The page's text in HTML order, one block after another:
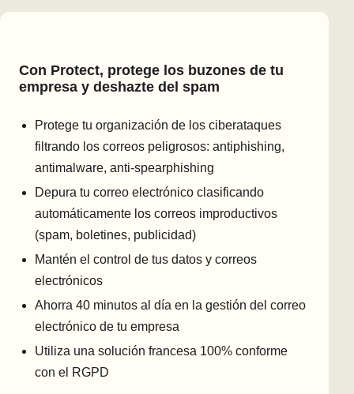
Con Protect, protege los buzones de tu
empresa y deshazte del spam
Protege tu organización de los ciberataques
filtrando los correos peligrosos: antiphishing,
antimalware, anti-spearphishing
Depura tu correo electrónico clasificando
automáticamente los correos improductivos
(spam, boletines, publicidad)
Mantén el control de tus datos y correos
electrónicos
Ahorra 40 minutos al día en la gestión del correo
electrónico de tu empresa
Utiliza una solución francesa 100% conforme
con el RGPD